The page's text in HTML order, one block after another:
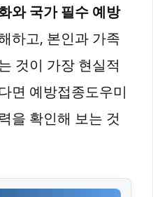
와 국가 필수 예방
하고, 본인과 가족
것이 가장 현실적
면 예방접종도우미
을 확인해 보는 것